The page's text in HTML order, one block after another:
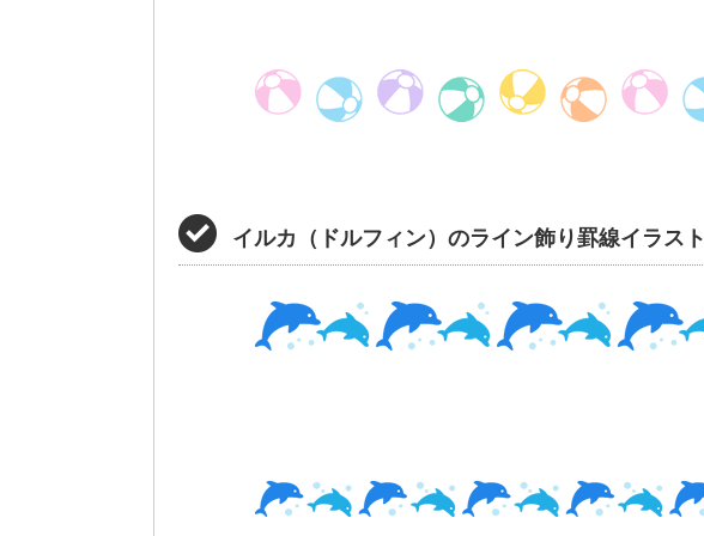
イルカ（ドルフィン）のライン飾り罫線イラスト